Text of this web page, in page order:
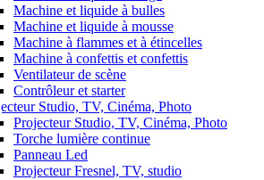
Machine et liquide à bulles
Machine et liquide à mousse
Machine à flammes et à étincelles
Machine à confettis et confettis
Ventilateur de scène
Contrôleur et starter
Studio, TV, Cinéma, Photo
Projecteur Studio, TV, Cinéma, Photo
Torche lumière continue
Panneau Led
Projecteur Fresnel, TV, studio